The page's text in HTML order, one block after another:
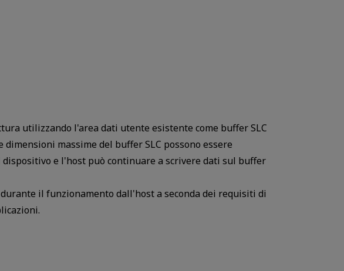
utilizzando l'area dati utente esistente come buffer SLC
massime del buffer SLC possono essere
e l'host può continuare a scrivere dati sul buffer
il funzionamento dall'host a seconda dei requisiti di